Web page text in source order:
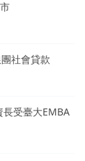
社會貸款
受臺大EMBA